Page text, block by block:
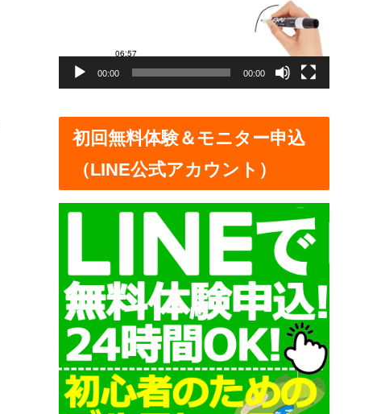
ー
ヤ
ー
00:00 00:00
初回無料体験＆モニター申込
（LINE公式アカウント）